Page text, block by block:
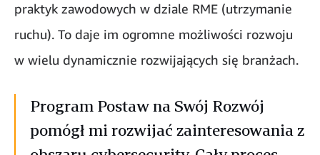
praktyk zawodowych w dziale RME (utrzymanie
ruchu). To daje im ogromne możliwości rozwoju
w wielu dynamicznie rozwijających się branżach.
Program Postaw na Swój Rozwój
pomógł mi rozwijać zainteresowania z